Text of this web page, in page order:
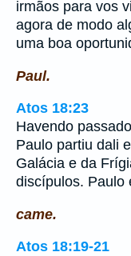
irmãos para vos
agora de modo
uma boa
Paul.
Atos 18:23
Havendo
Paulo partiu dali
Galácia e da
discípulos. Paulo
came.
Atos 18:19-21